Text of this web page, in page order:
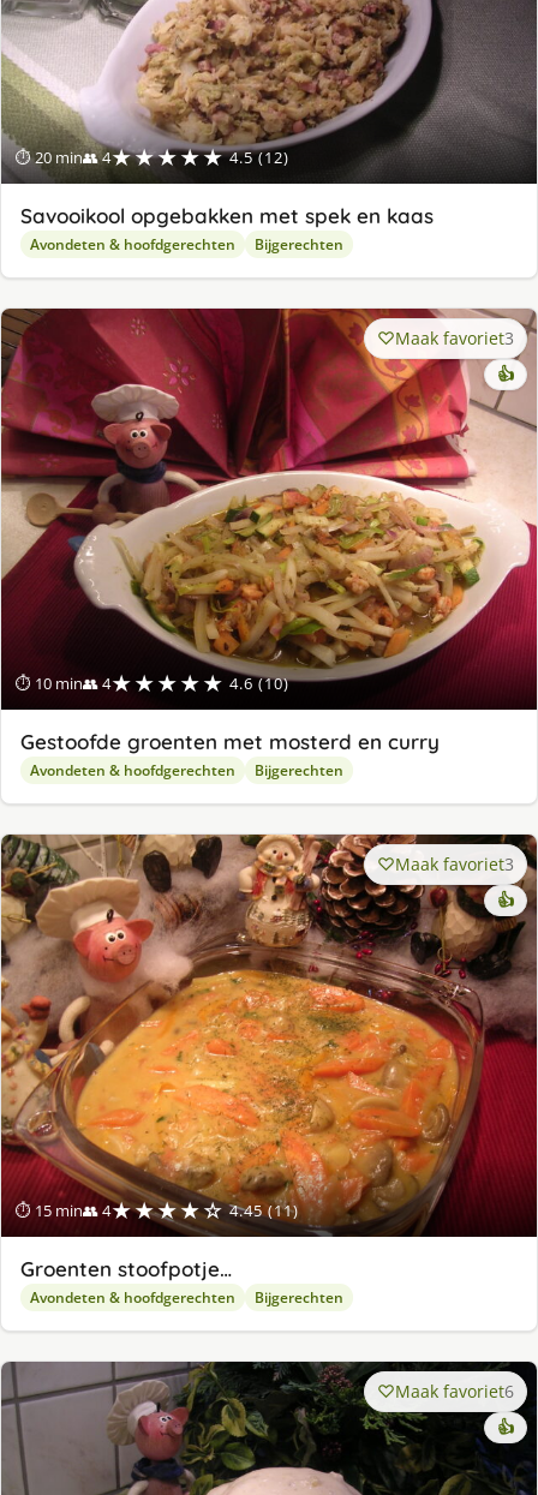
⏱ 20 min👥 4★★★★★ 4.5 (12)
Savooikool opgebakken met spek en kaas
Avondeten & hoofdgerechten Bijgerechten
⏱ 10 min👥 4★★★★★ 4.6 (10)
Maak favoriet3
👍
Gestoofde groenten met mosterd en curry
Avondeten & hoofdgerechten Bijgerechten
⏱ 15 min👥 4★★★★☆ 4.45 (11)
Maak favoriet3
👍
Groenten stoofpotje…
Avondeten & hoofdgerechten Bijgerechten
Maak favoriet6
👍